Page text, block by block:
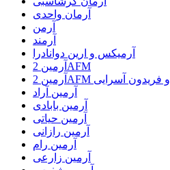
آرمان واحدی
آرمن
آرمند
آرمیکس و ارین دوانادرا
آرمین 2AFM
آرمین 2AFM و فریدون آسرایی
آرمین آراد
آرمین بابادی
آرمین حیاتی
آرمین رازانی
آرمین رام
آرمین زارعی